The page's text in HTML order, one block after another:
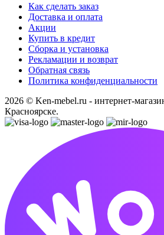
Как сделать заказ
Доставка и оплата
Акции
Купить в кредит
Сборка и установка
Рекламации и возврат
Обратная связь
Политика конфиденциальности
2026 © Ken-mebel.ru - интернет-
Красноярске.